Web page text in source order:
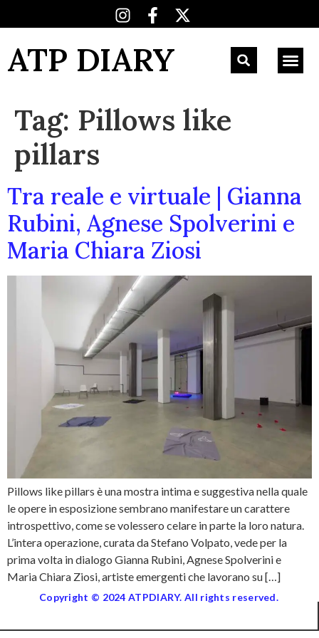
ATP DIARY
Tag: Pillows like
pillars
Tra reale e virtuale | Gianna
Rubini, Agnese Spolverini e
Maria Chiara Ziosi
Pillows like pillars è una mostra intima e suggestiva nella quale
le opere in esposizione sembrano manifestare un carattere
introspettivo, come se volessero celare in parte la loro natura.
L’intera operazione, curata da Stefano Volpato, vede per la
prima volta in dialogo Gianna Rubini, Agnese Spolverini e
Maria Chiara Ziosi, artiste emergenti che lavorano su […]
Copyright © 2024 ATPDIARY. All rights reserved.